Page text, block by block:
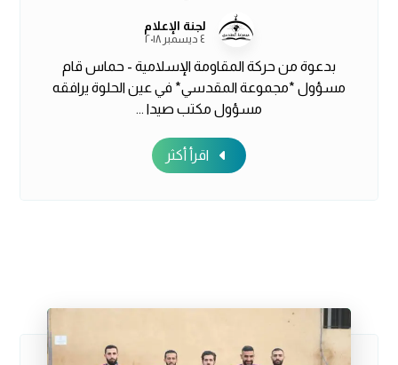
لجنة الإعلام
٤ ديسمبر ٢٠١٨
بدعوة من حركة المقاومة الإسلامية - حماس قام
مسؤول *مجموعة المقدسي* في عين الحلوة يرافقه
مسؤول مكتب صيدا ...
اقرأ أكثر